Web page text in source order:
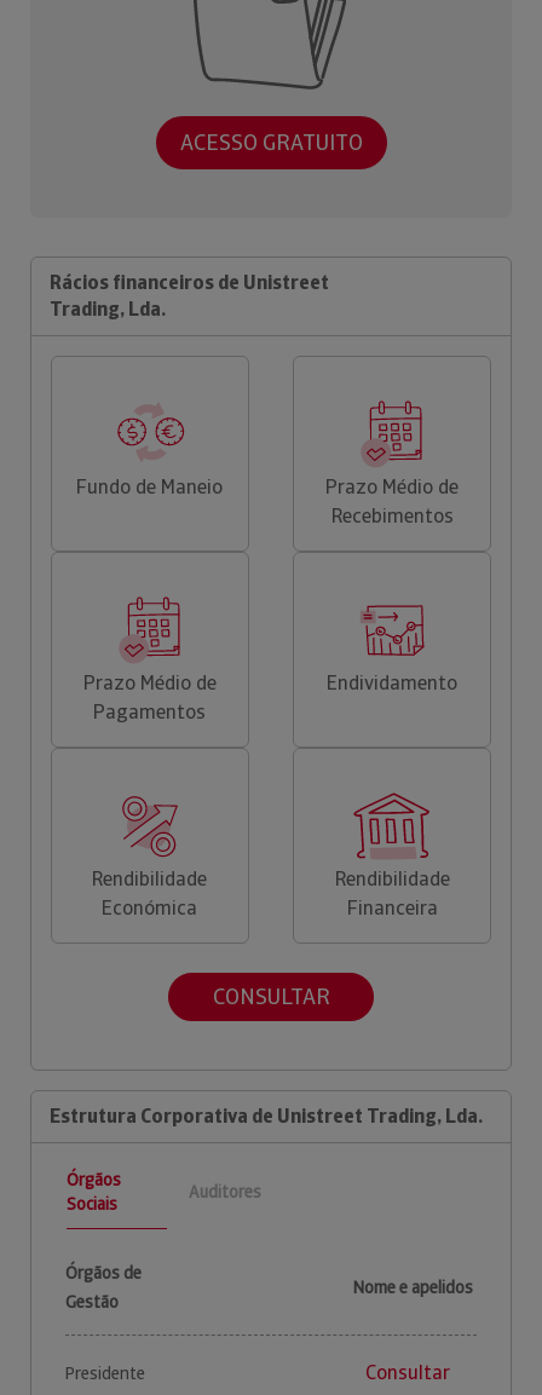
ACESSO GRATUITO
Rácios financeiros de Unistreet
Trading, Lda.
Fundo de Maneio
Prazo Médio de
Recebimentos
Prazo Médio de
Pagamentos
Endividamento
Rendibilidade
Económica
Rendibilidade
Financeira
CONSULTAR
Estrutura Corporativa de Unistreet Trading, Lda.
Órgãos
Sociais
Auditores
Órgãos de
Gestão
Nome e apelidos
Presidente Consultar